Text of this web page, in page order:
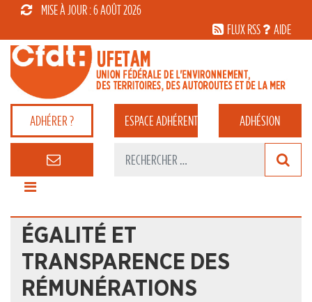
MISE À JOUR : 6 AOÛT 2026
FLUX RSS
AIDE
ADHÉRER ? ESPACEADHÉRENT ADHÉSION
ÉGALITÉ ET
TRANSPARENCE DES
RÉMUNÉRATIONS